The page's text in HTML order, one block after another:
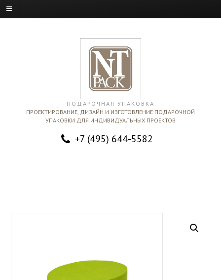
ПОДАРОЧНАЯ УПАКОВКА
ПРОЕКТИРОВАНИЕ, ДИЗАЙН И ИЗГОТОВЛЕНИЕ ПОДАРОЧНОЙ
УПАКОВКИ ДЛЯ ИНДИВИДУАЛЬНЫХ ПРОЕКТОВ
+7 (495) 644-5582